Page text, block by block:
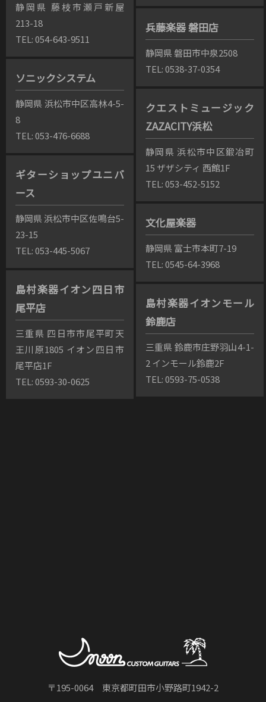
静岡県 藤枝市瀬戸新屋
213-18
TEL: 054-643-9511
兵藤楽器 磐田店
静岡県 磐田市中泉2508
TEL: 0538-37-0354
ソニックシステム
静岡県 浜松市中区高林4-5-
8
TEL: 053-476-6688
クエストミュージック
ZAZACITY浜松
静岡県 浜松市中区鍛冶町
15 ザザシティ 西館1F
TEL: 053-452-5152
ギターショップユニバ
ース
静岡県 浜松市中区佐鳴台5-
23-15
TEL: 053-445-5067
文化屋楽器
静岡県 富士市本町7-19
TEL: 0545-64-3968
島村楽器イオン四日市
尾平店
三重県 四日市市尾平町天
王川原1805 イオン四日市
尾平店1F
TEL: 0593-30-0625
島村楽器イオンモール
鈴鹿店
三重県 鈴鹿市庄野羽山4-1-
2 インモール鈴鹿2F
TEL: 0593-75-0538
〒195-0064 東京都町田市小野路町1942-2